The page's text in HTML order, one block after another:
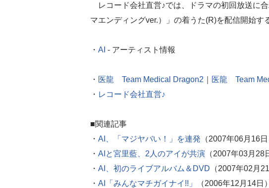
レコード会社直営♪では、ドラマの初回放送に
マエンディングver.）」の着うた(R)を配信開始す
・ AI - アーティスト情報
・ 医龍 Team Medical Dragon2 医龍 Team
・ レコード会社直営♪
■関連記事
・ AI、「マジヤバい！」を連発 （2007年06月16日
・ AIと宮里藍、2人のアイが共演 （2007年03月28
・ AI、初のライブアルバム＆DVD （2007年02月21
・ AI「みんなマチガイナイ!!」
（2006年12月14日）